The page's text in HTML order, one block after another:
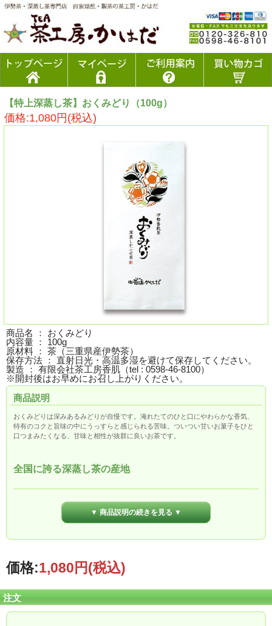
【特上深蒸し茶】おくみどり（100g）
価格:1,080円(税込)
商品名 ： おくみどり
内容量 ： 100g
原材料 ： 茶（三重県産伊勢茶）
保存方法 ： 直射日光・高温多湿を避けて保存してください。
製造 ： 有限会社茶工房香肌（tel : 0598-46-8100）
※開封後はお早めにお召し上がりください。
商品説明
おくみどりは深みあるみどりが自慢です。淹れたてのひと口にやわらかな香気、
特有のコクと旨味の中にうっすらと感じられる苦味。ついつい甘いお菓子をひと
口つまみたくなる、甘味と相性が抜群に良いお茶です。
全国に誇る深蒸し茶の産地
▼ 商品説明の続きを見る ▼
価格:1,080円(税込)
注文